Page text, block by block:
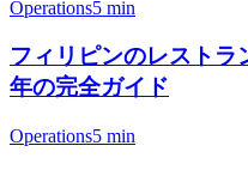
Operations5 min
フィリピンのレストラ
年の完全ガイド
Operations5 min